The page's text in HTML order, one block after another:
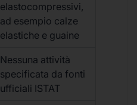
elastocompressivi,
ad esempio calze
elastiche e guaine
Nessuna attività
specificata da fonti
ufficiali ISTAT